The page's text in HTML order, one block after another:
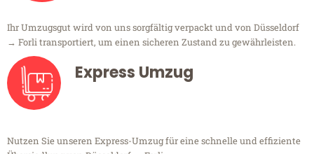
Ihr Umzugsgut wird von uns sorgfältig verpackt und von Düsseldorf
→ Forli transportiert, um einen sicheren Zustand zu gewährleisten.
Express Umzug
Nutzen Sie unseren Express-Umzug für eine schnelle und effiziente